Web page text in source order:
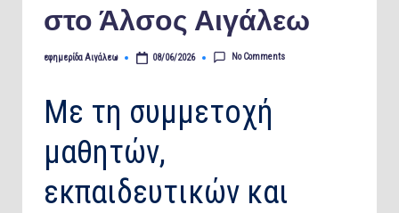
στο Άλσος Αιγάλεω
Posted
εφημερίδα Αιγάλεω 08/06/2026 No Comments
Με τη συμμετοχή
μαθητών,
εκπαιδευτικών και